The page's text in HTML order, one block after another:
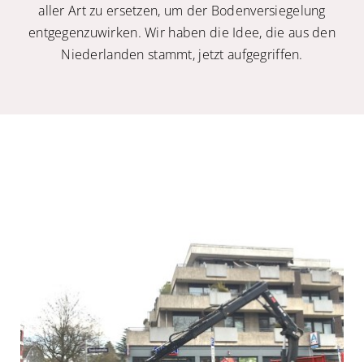
Kalender
aller Art zu ersetzen, um der Bodenversiegelung
entgegenzuwirken. Wir haben die Idee, die aus den
Niederlanden stammt, jetzt aufgegriffen.